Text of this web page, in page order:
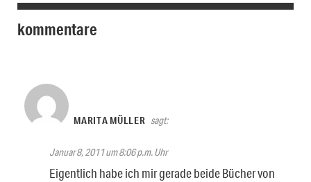
kommentare
MARITA MÜLLER sagt:
Januar 8, 2011 um 8:06 p.m. Uhr
Eigentlich habe ich mir gerade beide Bücher von